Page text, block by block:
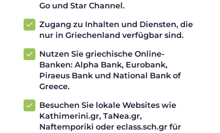
Go und Star Channel.
Zugang zu Inhalten und Diensten, die
nur in Griechenland verfügbar sind.
Nutzen Sie griechische Online-
Banken: Alpha Bank, Eurobank,
Piraeus Bank und National Bank of
Greece.
Besuchen Sie lokale Websites wie
Kathimerini.gr, TaNea.gr,
Naftemporiki oder eclass.sch.gr für